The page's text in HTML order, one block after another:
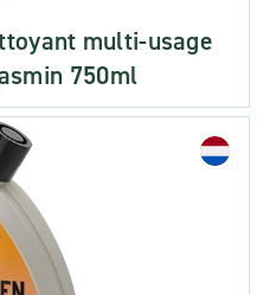
multi-usage
750ml